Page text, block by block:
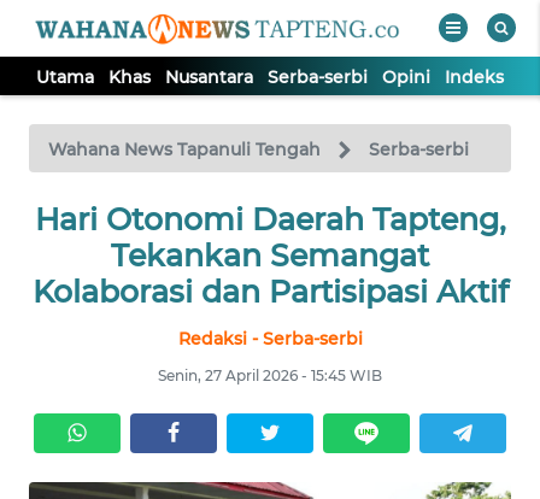
Utama Khas Nusantara Serba-serbi Opini Indeks
Wahana News Tapanuli Tengah Serba-serbi
Hari Otonomi Daerah Tapteng,
Tekankan Semangat
Kolaborasi dan Partisipasi Aktif
Redaksi - Serba-serbi
Senin, 27 April 2026 - 15:45 WIB
TV
Tutup
UTAMA
KHAS
SERBA-
SERBI